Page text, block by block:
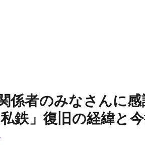
係者のみなさんに
鉄」復旧の経緯と